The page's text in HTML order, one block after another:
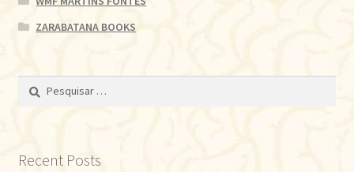
ZARABATANA BOOKS
Recent Posts